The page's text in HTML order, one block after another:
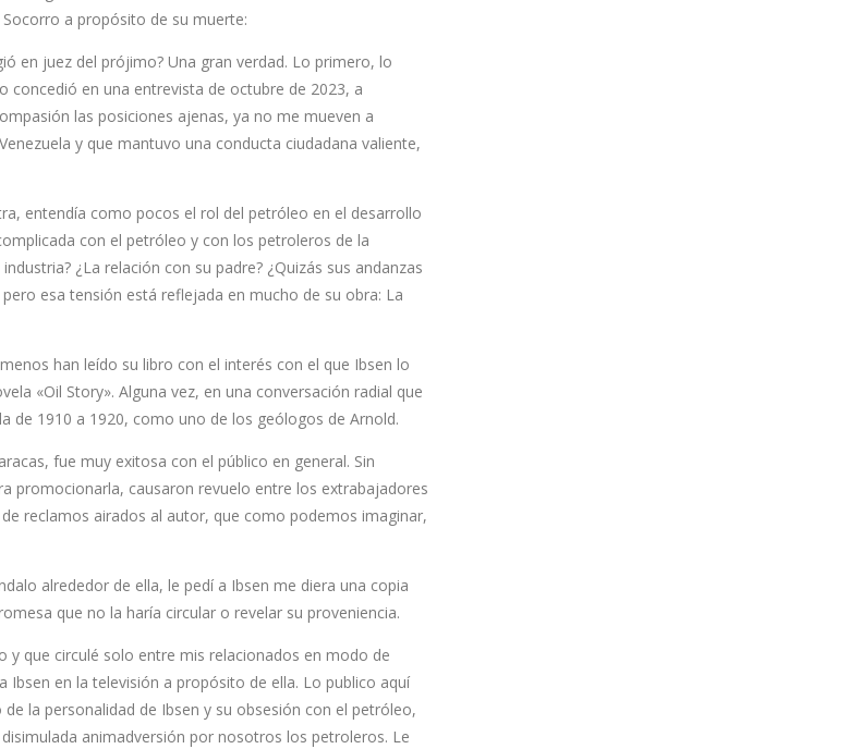
a propósito de su muerte:
en juez del prójimo? Una gran verdad. Lo primero, lo
concedió en una entrevista de octubre de 2023, a
las posiciones ajenas, ya no me mueven a
y que mantuvo una conducta ciudadana valiente,
entendía como pocos el rol del petróleo en el desarrollo
con el petróleo y con los petroleros de la
¿La relación con su padre? ¿Quizás sus andanzas
esa tensión está reflejada en mucho de su obra: La
han leído su libro con el interés con el que Ibsen lo
«Oil Story». Alguna vez, en una conversación radial que
de 1910 a 1920, como uno de los geólogos de Arnold.
fue muy exitosa con el público en general. Sin
promocionarla, causaron revuelo entre los extrabajadores
reclamos airados al autor, que como podemos imaginar,
alrededor de ella, le pedí a Ibsen me diera una copia
que no la haría circular o revelar su proveniencia.
y que circulé solo entre mis relacionados en modo de
en la televisión a propósito de ella. Lo publico aquí
la personalidad de Ibsen y su obsesión con el petróleo,
animadversión por nosotros los petroleros. Le